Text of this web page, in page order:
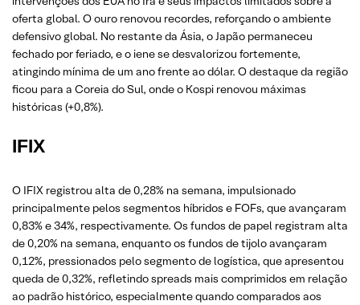
oferta global. O ouro renovou recordes, reforçando o ambiente
defensivo global. No restante da Ásia, o Japão permaneceu
fechado por feriado, e o iene se desvalorizou fortemente,
atingindo mínima de um ano frente ao dólar. O destaque da região
ficou para a Coreia do Sul, onde o Kospi renovou máximas
históricas (+0,8%).
IFIX
O IFIX registrou alta de 0,28% na semana, impulsionado
principalmente pelos segmentos híbridos e FOFs, que avançaram
0,83% e 34%, respectivamente. Os fundos de papel registram alta
de 0,20% na semana, enquanto os fundos de tijolo avançaram
0,12%, pressionados pelo segmento de logística, que apresentou
queda de 0,32%, refletindo spreads mais comprimidos em relação
ao padrão histórico, especialmente quando comparados aos